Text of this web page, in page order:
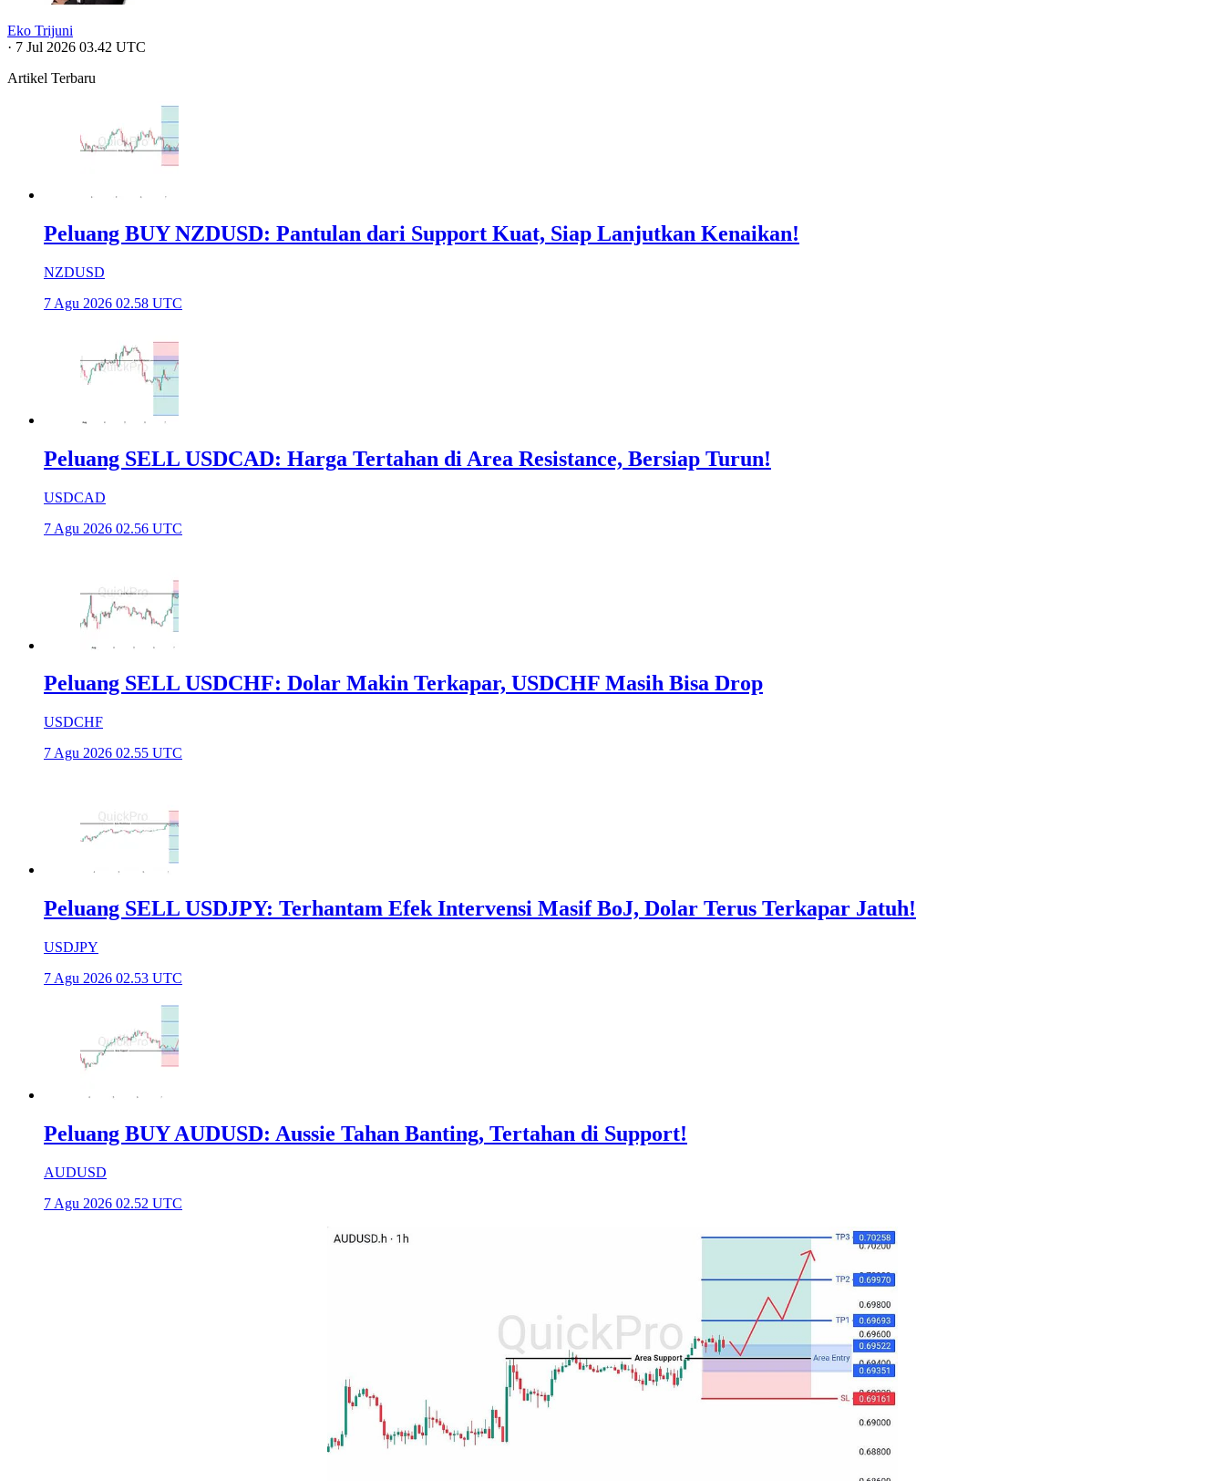
Eko Trijuni
· 7 Jul 2026 03.42 UTC
Artikel Terbaru
Peluang BUY NZDUSD: Pantulan dari Support Kuat, Siap Lanjutkan Kenaikan!
NZDUSD
7 Agu 2026 02.58 UTC
Peluang SELL USDCAD: Harga Tertahan di Area Resistance, Bersiap Turun!
USDCAD
7 Agu 2026 02.56 UTC
Peluang SELL USDCHF: Dolar Makin Terkapar, USDCHF Masih Bisa Drop
USDCHF
7 Agu 2026 02.55 UTC
Peluang SELL USDJPY: Terhantam Efek Intervensi Masif BoJ, Dolar Terus Terkapar Jatuh!
USDJPY
7 Agu 2026 02.53 UTC
Peluang BUY AUDUSD: Aussie Tahan Banting, Tertahan di Support!
AUDUSD
7 Agu 2026 02.52 UTC